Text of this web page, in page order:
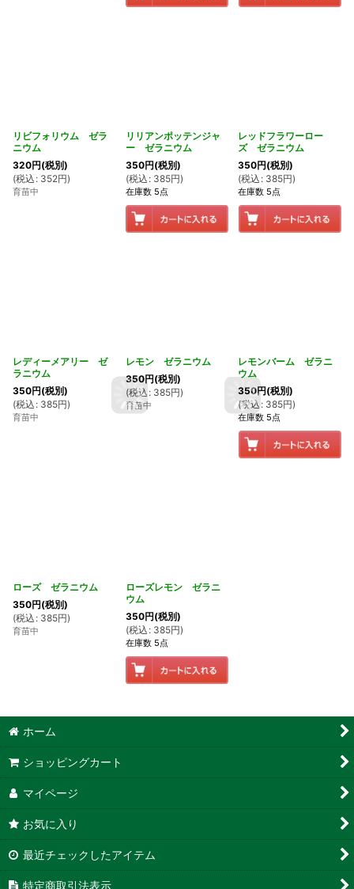
リビフォリウム ゼラ
ニウム
320円(税別)
(税込 : 352円)
育苗中
リリアンポッテンジャ
ー ゼラニウム
350円(税別)
(税込 : 385円)
在庫数 5点
レッドフラワーロー
ズ ゼラニウム
350円(税別)
(税込 : 385円)
在庫数 5点
レディーメアリー ゼ
ラニウム
350円(税別)
(税込 : 385円)
育苗中
レモン ゼラニウム
350円(税別)
(税込 : 385円)
育苗中
レモンバーム ゼラニ
ウム
350円(税別)
(税込 : 385円)
在庫数 5点
ローズ ゼラニウム
350円(税別)
(税込 : 385円)
育苗中
ローズレモン ゼラニ
ウム
350円(税別)
(税込 : 385円)
在庫数 5点
ホーム
ショッピングカート
マイページ
お気に入り
最近チェックしたアイテム
特定商取引法表示